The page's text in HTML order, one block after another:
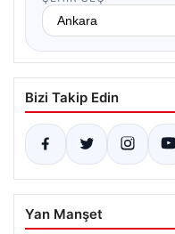
Bizi Takip Edin
Yan Manşet